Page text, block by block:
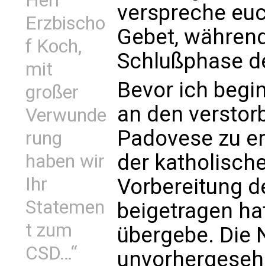
Erzbischo
f Koch,
mit
großer
Verwunde
rung
haben wir
Ihr
Statemen
t zum
CSD…“
verspreche
Gebet,
Schlußphase
Bevor ich
an den
Padovese zu
der
Vorbereitung
beigetragen
übergebe. Die